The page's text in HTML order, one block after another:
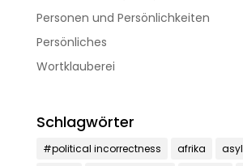
Personen und Persönlichkeiten
Persönliches
Wortklauberei
Schlagwörter
#political incorrectness afrika asyl